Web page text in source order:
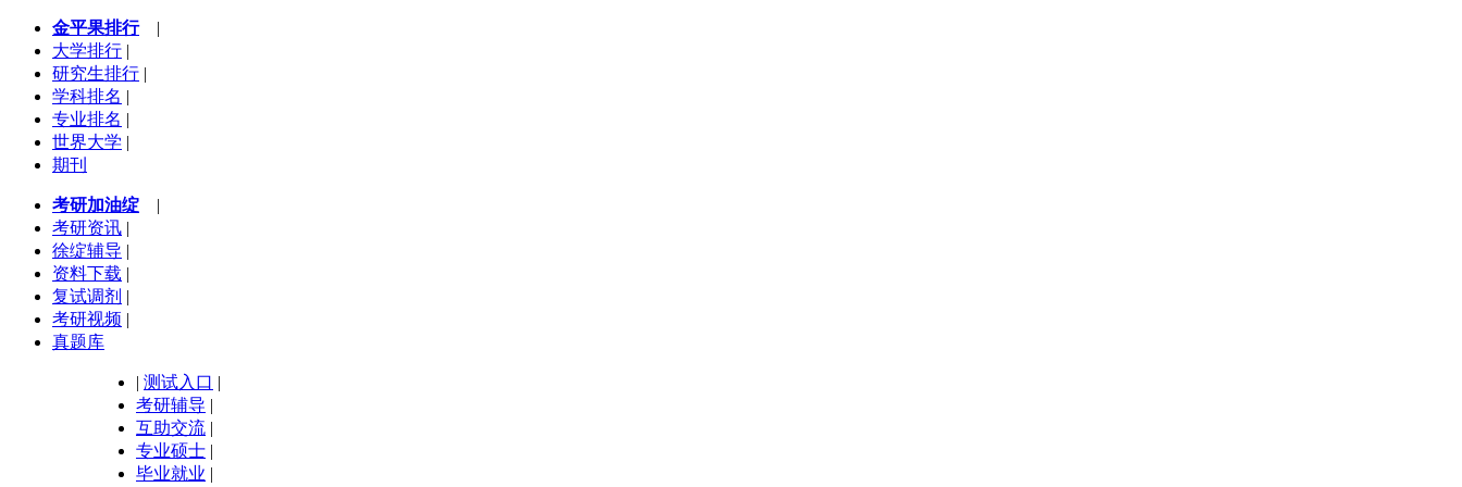
金平果排行|
大学排行 |
研究生排行 |
学科排名 |
专业排名 |
世界大学 |
期刊
考研加油绽 |
考研资讯 |
徐绽辅导 |
资料下载 |
复试调剂 |
考研视频 |
真题库
| 测试入口 |
考研辅导 |
互助交流 |
专业硕士 |
毕业就业 |